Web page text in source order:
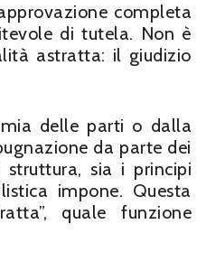
completa
di tutela. Non è
astratta: il giudizio
delle parti o dalla
da parte dei
sia i principi
impone. Questa
quale funzione